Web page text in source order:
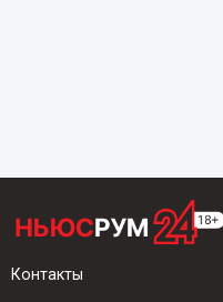
Контакты